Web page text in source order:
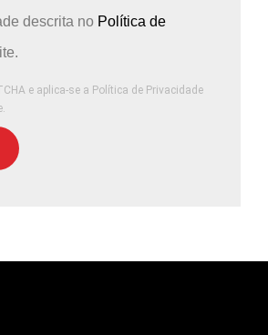
descrita no Política de
e aplica-se a Política de Privacidade